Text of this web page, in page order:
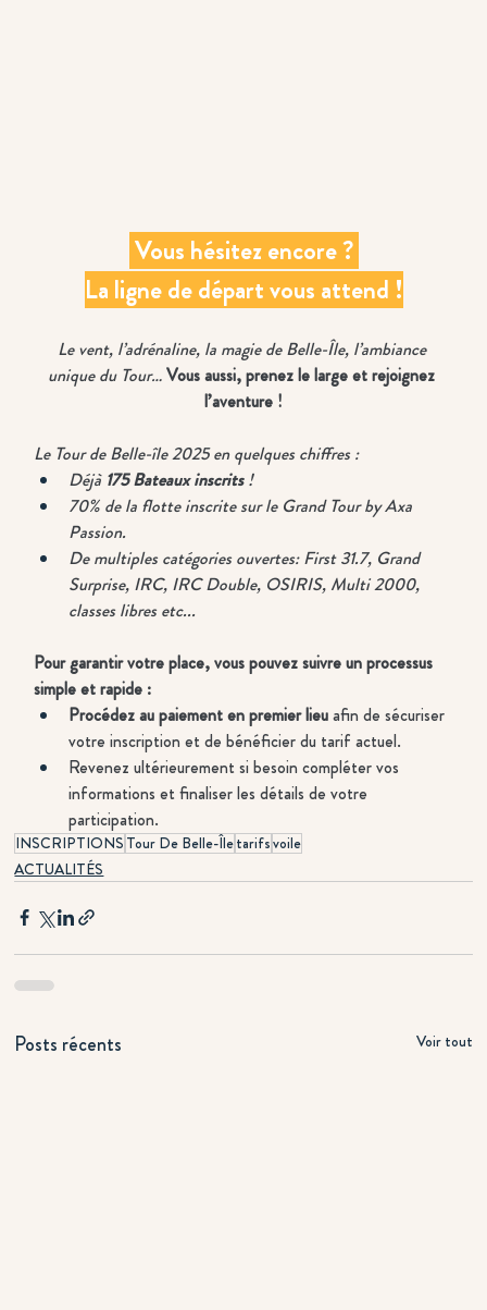
Vous hésitez encore ?
La ligne de départ vous attend !
Le vent, l’adrénaline, la magie de Belle-Île, l’ambiance
unique du Tour…Vous aussi, prenez le large et rejoignez
l’aventure !
Le Tour de Belle-île 2025 en quelques chiffres :
Déjà 175 Bateaux inscrits !
70% de la flotte inscrite sur le Grand Tour by Axa
Passion.
De multiples catégories ouvertes: First 31.7, Grand
Surprise, IRC, IRC Double, OSIRIS, Multi 2000,
classes libres etc...
Pour garantir votre place, vous pouvez suivre un processus
simple et rapide :
Procédez au paiement en premier lieu afin de sécuriser
votre inscription et de bénéficier du tarif actuel.
Revenez ultérieurement si besoin compléter vos
informations et finaliser les détails de votre
participation.
INSCRIPTIONS Tour De Belle-Îletarifsvoile
ACTUALITÉS
Posts récents Voir tout